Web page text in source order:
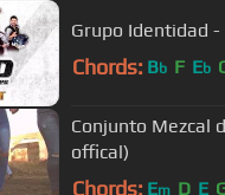
Grupo Identidad -
Chords: Bb F Eb
Conjunto Mezcal
offical)
Chords: Em D E